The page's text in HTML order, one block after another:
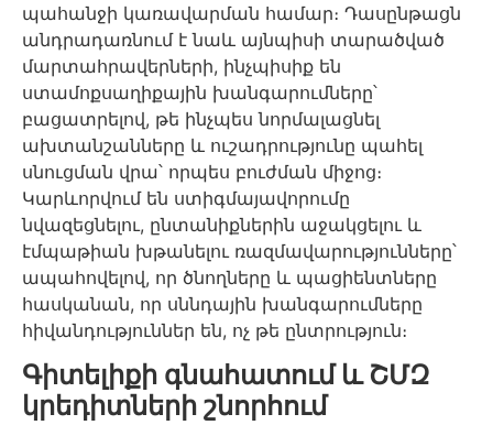
պահանջի կառավարման համար։ Դասընթացն
անդրադառնում է նաև այնպիսի տարածված
մարտահրավերների, ինչպիսիք են
ստամոքսաղիքային խանգարումները՝
բացատրելով, թե ինչպես նորմալացնել
ախտանշանները և ուշադրությունը պահել
սնուցման վրա՝ որպես բուժման միջոց։
Կարևորվում են ստիգմայավորումը
նվազեցնելու, ընտանիքներին աջակցելու և
էմպաթիան խթանելու ռազմավարությունները՝
ապահովելով, որ ծնողները և պացիենտները
հասկանան, որ սննդային խանգարումները
հիվանդություններ են, ոչ թե ընտրություն։
Գիտելիքի գնահատում և ՇՄԶ
կրեդիտների շնորհում